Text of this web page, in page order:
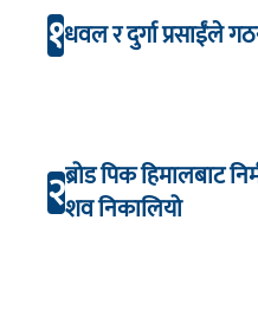
१धवल र दुर्गा प्रसाईंले
२ब्रोड पिक हिमालबाट
शव निकालियो